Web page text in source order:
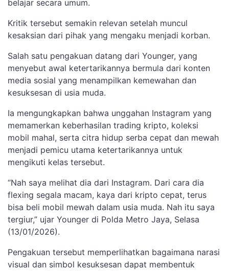
belajar secara umum.
Kritik tersebut semakin relevan setelah muncul
kesaksian dari pihak yang mengaku menjadi korban.
Salah satu pengakuan datang dari Younger, yang
menyebut awal ketertarikannya bermula dari konten
media sosial yang menampilkan kemewahan dan
kesuksesan di usia muda.
Ia mengungkapkan bahwa unggahan Instagram yang
memamerkan keberhasilan trading kripto, koleksi
mobil mahal, serta citra hidup serba cepat dan mewah
menjadi pemicu utama ketertarikannya untuk
mengikuti kelas tersebut.
“Nah saya melihat dia dari Instagram. Dari cara dia
flexing segala macam, kaya dari kripto cepat, terus
bisa beli mobil mewah dalam usia muda. Nah itu saya
tergiur,” ujar Younger di Polda Metro Jaya, Selasa
(13/01/2026).
Pengakuan tersebut memperlihatkan bagaimana narasi
visual dan simbol kesuksesan dapat membentuk